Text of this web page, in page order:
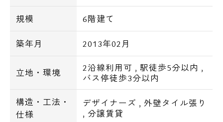
ライフ 中野坂上店 徒歩6分
フランキー アンド トリニティー 徒歩5分
モスバーガー 中野坂上店 徒歩3分
Ｏｌｙｍｐｉｃ・スーパーマーケット中野坂
上店 徒歩6分
ジョナサン・中野坂上店 徒歩6分
マクドナルド 中野坂上店 徒歩5分
・その他
規模 6階建て
築年月 2013年02月
立地・環境 2沿線利用可 , 駅徒歩5分以内 ,
バス停徒歩3分以内
構造・工法・
仕様
デザイナーズ , 外壁タイル張り
, 分譲賃貸